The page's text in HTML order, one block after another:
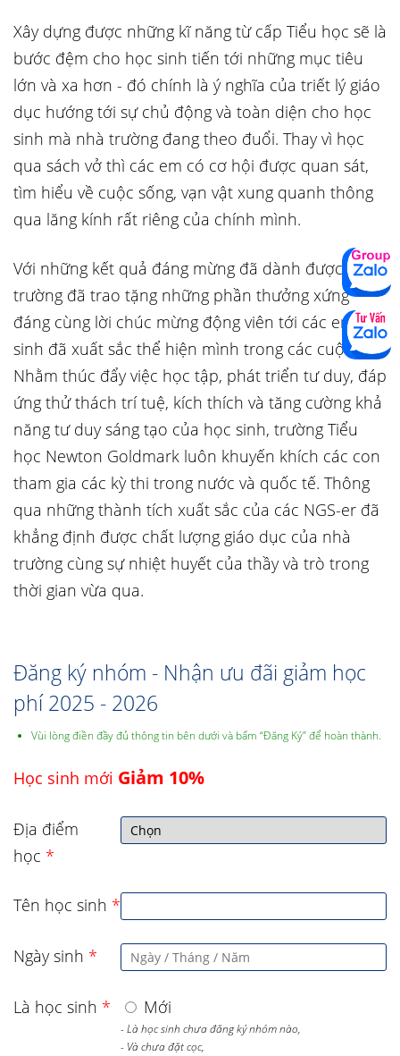
Xây dựng được những kĩ năng từ cấp Tiểu học sẽ là
bước đệm cho học sinh tiến tới những mục tiêu
lớn và xa hơn - đó chính là ý nghĩa của triết lý giáo
dục hướng tới sự chủ động và toàn diện cho học
sinh mà nhà trường đang theo đuổi. Thay vì học
qua sách vở thì các em có cơ hội được quan sát,
tìm hiểu về cuộc sống, vạn vật xung quanh thông
qua lăng kính rất riêng của chính mình.
Với những kết quả đáng mừng đã dành được, Nhà
trường đã trao tặng những phần thưởng xứng
đáng cùng lời chúc mừng động viên tới các em học
sinh đã xuất sắc thể hiện mình trong các cuộc thi.
Nhằm thúc đẩy việc học tập, phát triển tư duy, đáp
ứng thử thách trí tuệ, kích thích và tăng cường khả
năng tư duy sáng tạo của học sinh, trường Tiểu
học Newton Goldmark luôn khuyến khích các con
tham gia các kỳ thi trong nước và quốc tế. Thông
qua những thành tích xuất sắc của các NGS-er đã
khẳng định được chất lượng giáo dục của nhà
trường cùng sự nhiệt huyết của thầy và trò trong
thời gian vừa qua.
Đăng ký nhóm - Nhận ưu đãi giảm học
phí 2025 - 2026
Vùi lòng điền đầy đủ thông tin bên dưới và bấm “Đăng Ký” để hoàn thành.
Học sinh mới Giảm 10%
Địa điểm
học *
Tên học sinh *
Ngày sinh *
Là học sinh * Mới
- Là học sinh chưa đăng ký nhóm nào,
- Và chưa đặt cọc,